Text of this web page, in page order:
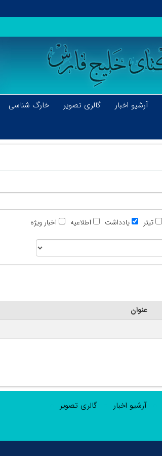
آرشیو اخبار گالری تصویر خارگ شناسی
تیتر یادداشت اطلاعیه اخبار ویژه
عنوان
آرشیو اخبار
گالری تصویر